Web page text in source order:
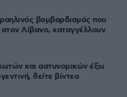
βομβαρδισμός που
Λίβανο, καταγγέλλουν
και αστυνομικών έξω
δείτε βίντεο